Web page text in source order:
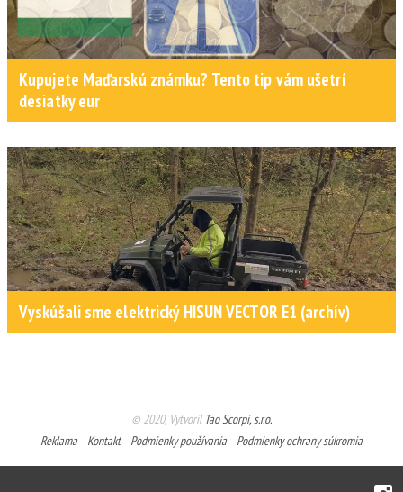
Kupujete Maďarskú známku? Tento tip vám ušetrí
desiatky eur
Vyskúšali sme elektrický HISUN VECTOR E1 (archív)
© 2020, Vytvoril Tao Scorpi, s.r.o.
Reklama
Kontakt Podmienky používania Podmienky ochrany súkromia